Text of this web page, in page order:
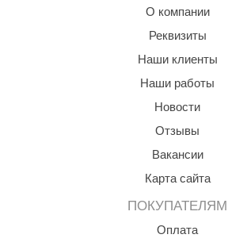
О компании
Реквизиты
Наши клиенты
Наши работы
Новости
Отзывы
Вакансии
Карта сайта
ПОКУПАТЕЛЯМ
Оплата